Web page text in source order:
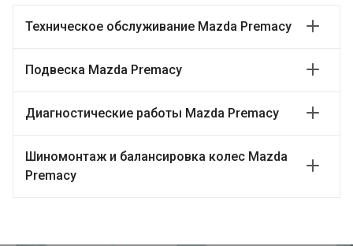
Техническое обслуживание Mazda Premacy
Подвеска Mazda Premacy
Диагностические работы Mazda Premacy
Шиномонтаж и балансировка колес Mazda
Premacy